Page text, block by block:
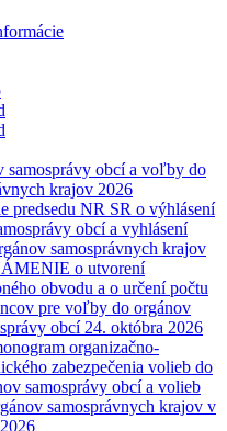
samosprávy obcí a voľby do
krajov 2026
predsedu NR SR o výhlásení
obcí a vyhlásení
samosprávnych krajov
o utvorení
obvodu a o určení počtu
pre voľby do orgánov
obcí 24. októbra 2026
organizačno-
zabezpečenia volieb do
samosprávy obcí a volieb
samosprávnych krajov v